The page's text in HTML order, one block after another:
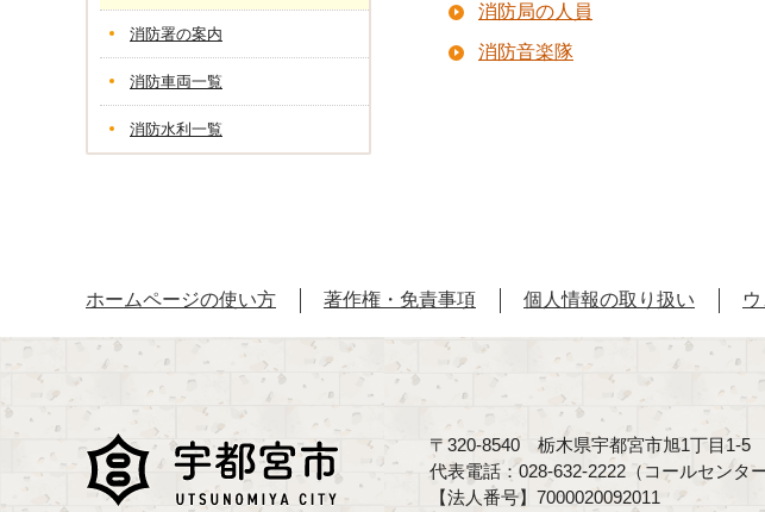
消防局の人員
消防音楽隊
消防署の案内
消防車両一覧
消防水利一覧
ホームページの使い方 著作権・免責事項 個人情報の取り扱い
〒320-8540 栃木県宇都宮市旭1丁目1-5
代表電話：028-632-2222（コールセンタ
【法人番号】7000020092011